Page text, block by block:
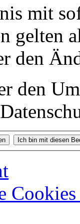
mit
gelten
den
den
Cookies